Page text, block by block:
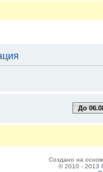
До
Создано на
© 2010 - 2013